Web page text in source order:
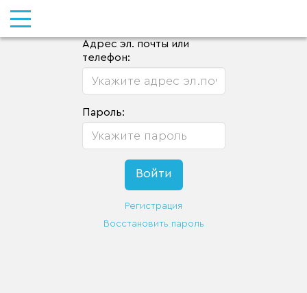
Адрес эл. почты или
телефон:
Пароль:
Регистрация
Восстановить пароль